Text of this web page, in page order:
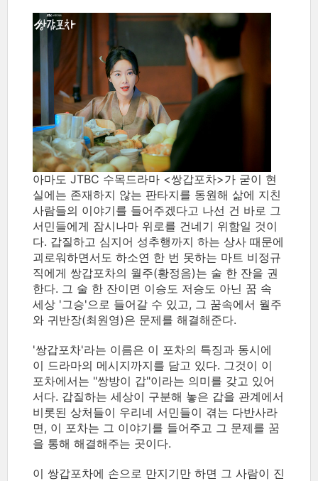
아마도 JTBC 수목드라마 <쌍갑포차>가 굳이 현
실에는 존재하지 않는 판타지를 동원해 삶에 지친
사람들의 이야기를 들어주겠다고 나선 건 바로 그
서민들에게 잠시나마 위로를 건네기 위함일 것이
다. 갑질하고 심지어 성추행까지 하는 상사 때문에
괴로워하면서도 하소연 한 번 못하는 마트 비정규
직에게 쌍갑포차의 월주(황정음)는 술 한 잔을 권
한다. 그 술 한 잔이면 이승도 저승도 아닌 꿈 속
세상 '그승'으로 들어갈 수 있고, 그 꿈속에서 월주
와 귀반장(최원영)은 문제를 해결해준다.
'쌍갑포차'라는 이름은 이 포차의 특징과 동시에
이 드라마의 메시지까지를 담고 있다. 그것이 이
포차에서는 "쌍방이 갑"이라는 의미를 갖고 있어
서다. 갑질하는 세상이 구분해 놓은 갑을 관계에서
비롯된 상처들이 우리네 서민들이 겪는 다반사라
면, 이 포차는 그 이야기를 들어주고 그 문제를 꿈
을 통해 해결해주는 곳이다.
이 쌍갑포차에 손으로 만지기만 하면 그 사람이 진